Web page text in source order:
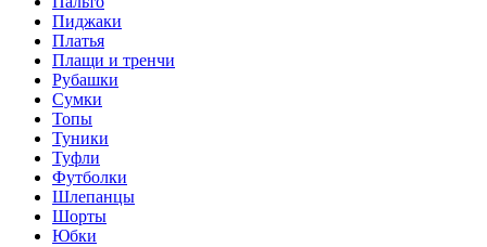
Пиджаки
Платья
Плащи и тренчи
Рубашки
Сумки
Топы
Туники
Туфли
Футболки
Шлепанцы
Шорты
Юбки